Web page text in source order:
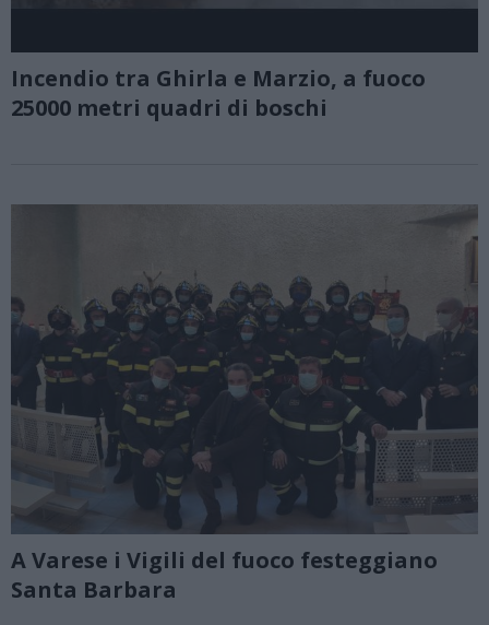
Incendio tra Ghirla e Marzio, a fuoco
25000 metri quadri di boschi
A Varese i Vigili del fuoco festeggiano
Santa Barbara